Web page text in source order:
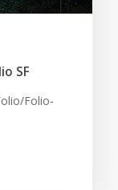
SF
Folio-